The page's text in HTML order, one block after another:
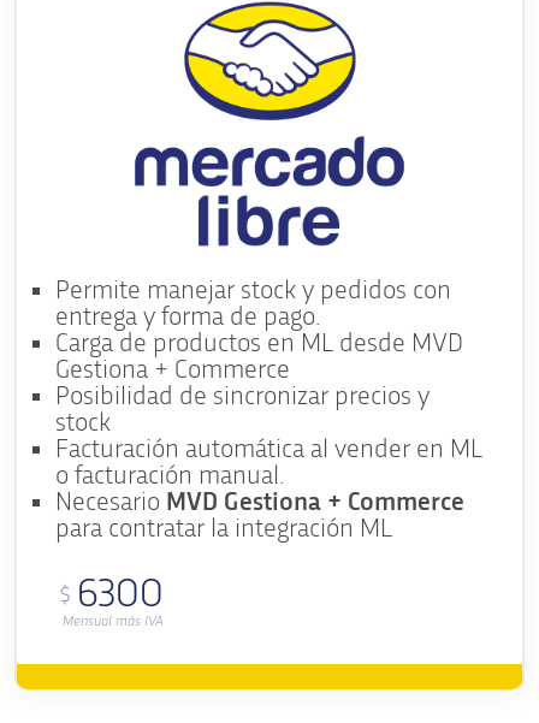
Permite manejar stock y pedidos con
entrega y forma de pago.
Carga de productos en ML desde MVD
Gestiona + Commerce
Posibilidad de sincronizar precios y
stock
Facturación automática al vender en ML
o facturación manual.
Necesario MVD Gestiona + Commerce
para contratar la integración ML
$ 6300
Mensual más IVA